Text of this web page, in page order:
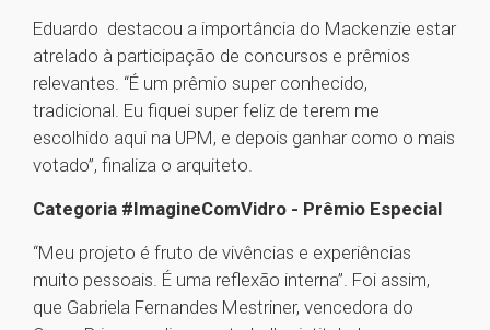
Eduardo destacou a importância do Mackenzie estar
atrelado à participação de concursos e prêmios
relevantes. “É um prêmio super conhecido,
tradicional. Eu fiquei super feliz de terem me
escolhido aqui na UPM, e depois ganhar como o mais
votado”, finaliza o arquiteto.
Categoria #ImagineComVidro - Prêmio Especial
“Meu projeto é fruto de vivências e experiências
muito pessoais. É uma reflexão interna”. Foi assim,
que Gabriela Fernandes Mestriner, vencedora do